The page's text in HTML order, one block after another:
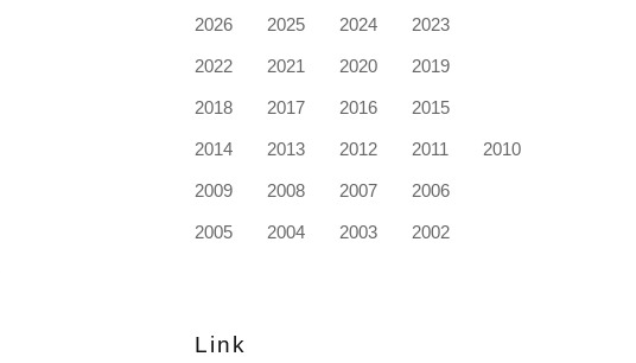
2026 2025 2024 2023
2022 2021 2020 2019
2018 2017 2016 2015
2014 2013 2012 2011 2010
2009 2008 2007 2006
2005 2004 2003 2002
Link